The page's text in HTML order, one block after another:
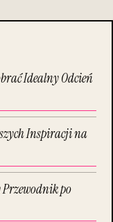
Idealny Odcień
Inspiracji na
po